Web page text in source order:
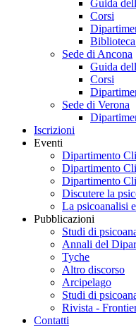
Guida
Corsi
Sede di Ancona
Guida
Corsi
Sede di Verona
Iscrizioni
Eventi
Dipartimento
Dipartimento
Dipartimento
Discutere la
La psicoanalisi
Pubblicazioni
Studi di
Annali del
Tyche
Altro discorso
Arcipelago
Studi di
Rivista -
Contatti